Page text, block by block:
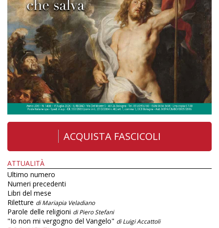
ACQUISTA FASCICOLI
ATTUALITÀ
Ultimo numero
Numeri precedenti
Libri del mese
Riletture di Mariapia Veladiano
Parole delle religioni di Piero Stefani
"Io non mi vergogno del Vangelo" di Luigi Accattoli